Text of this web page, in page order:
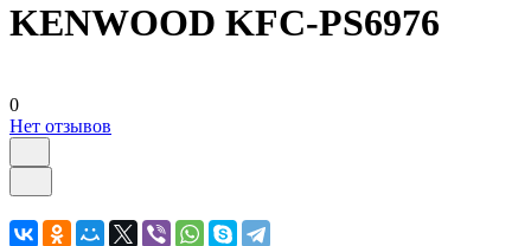
KENWOOD KFC-PS6976
0
Нет отзывов